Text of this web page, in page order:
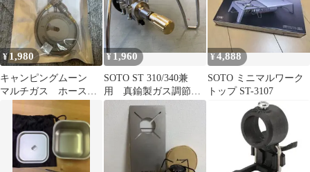
¥1,980
キャンピングムーン
マルチガス ホースラ
¥1,960
SOTO ST 310/340兼
用 真鍮製ガス調節ノ
ブ 麻婆'sスロットル
¥4,888
SOTO ミニマルワーク
トップ ST-3107